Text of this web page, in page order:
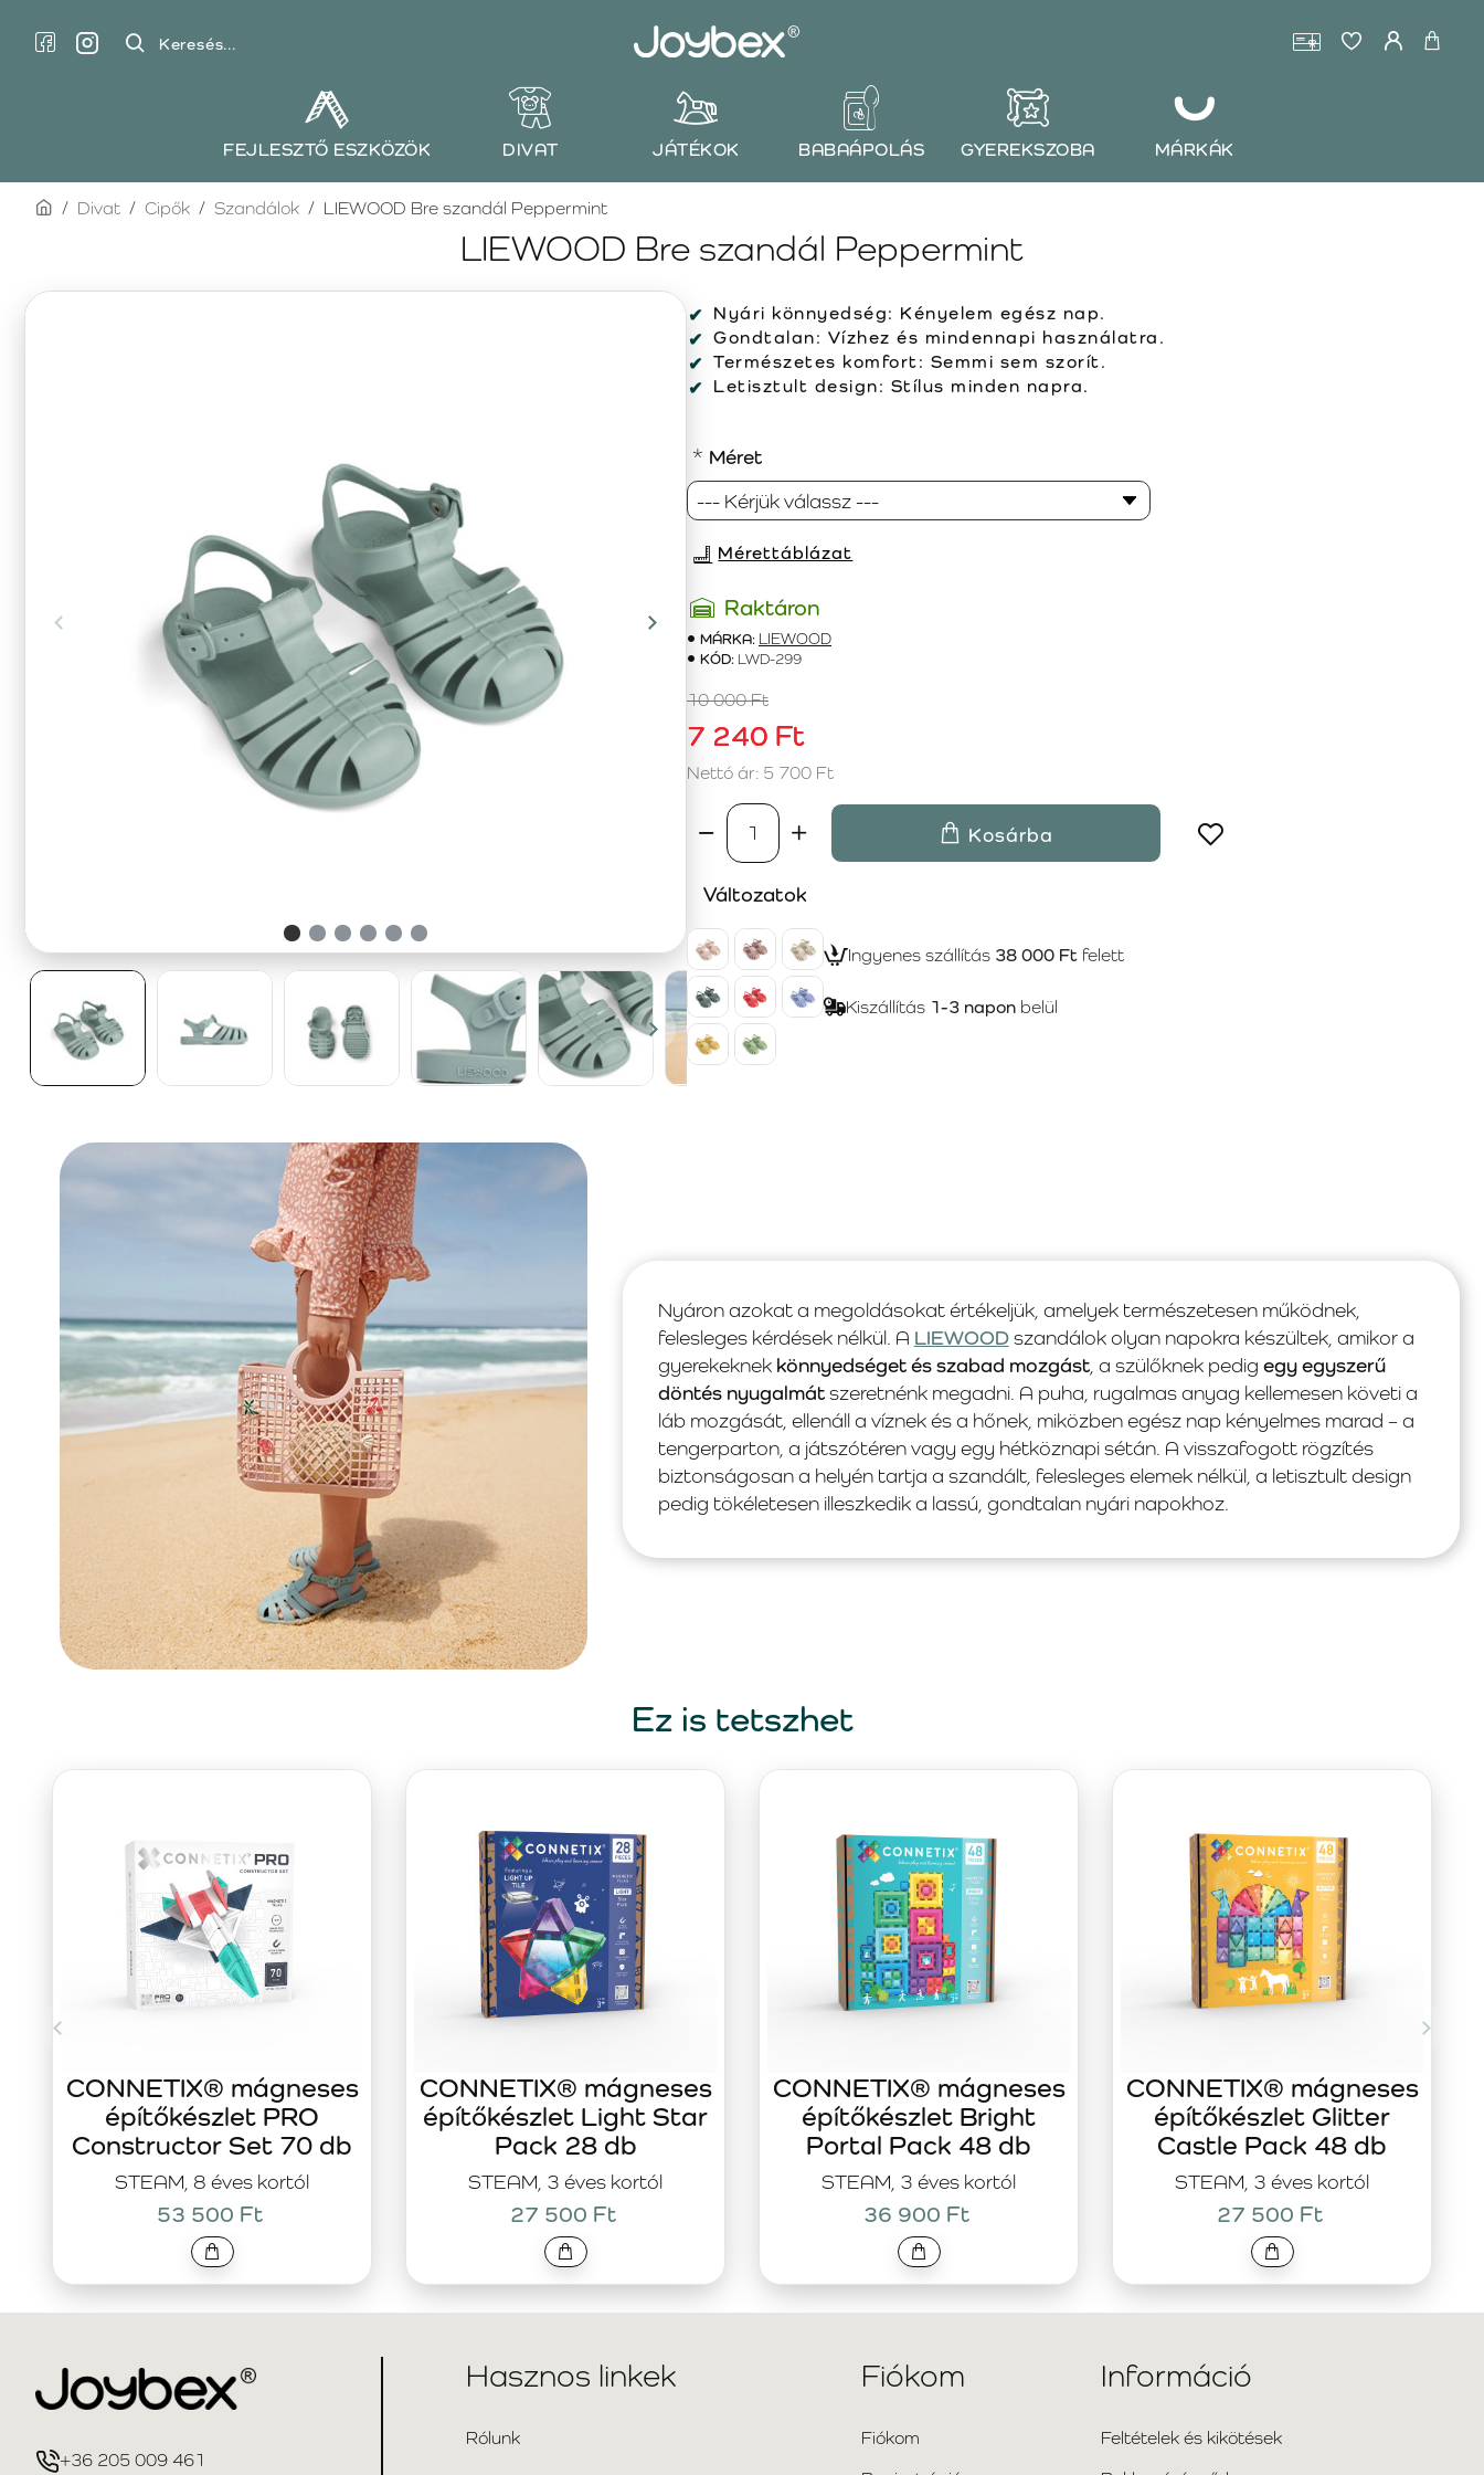
Keresés...
FEJLESZTŐ ESZKÖZÖK DIVAT JÁTÉKOK BABAÁPOLÁS GYEREKSZOBA MÁRKÁK
LIEWOOD Bre szandál Peppermint
homeDivat Cipők Szandálok LIEWOOD Bre szandál Peppermint
Nyári könnyedség: Kényelem egész nap.
Gondtalan: Vízhez és mindennapi használatra.
Természetes komfort: Semmi sem szorít.
Letisztult design: Stílus minden napra.
Raktáron
MÁRKA: LIEWOOD
KÓD: LWD-299
7 240 Ft
10 000 Ft
Nettó ár: 5 700 Ft
Méret
Kosárba
Mérettáblázat
Változatok
Ingyenes szállítás 38 000 Ft felett
Kiszállítás 1-3 napon belül
Nyáron azokat a megoldásokat értékeljük, amelyek természetesen működnek,
felesleges kérdések nélkül. A LIEWOODszandálok olyan napokra készültek, amikor a
gyerekeknek könnyedséget és szabad mozgást, a szülőknek pedig egy egyszerű
döntés nyugalmátszeretnénk megadni. A puha, rugalmas anyag kellemesen követi a
láb mozgását, ellenáll a víznek és a hőnek, miközben egész nap kényelmes marad – a
tengerparton, a játszótéren vagy egy hétköznapi sétán. A visszafogott rögzítés
biztonságosan a helyén tartja a szandált, felesleges elemek nélkül, a letisztult design
pedig tökéletesen illeszkedik a lassú, gondtalan nyári napokhoz.
Ez is tetszhet
STEAM, 8 éves kortól
CONNETIX® mágneses
építőkészlet PRO
Constructor Set 70 db
53 500 Ft
STEAM, 3 éves kortól
CONNETIX® mágneses
építőkészlet Light Star
Pack 28 db
27 500 Ft
STEAM, 3 éves kortól
CONNETIX® mágneses
építőkészlet Bright
Portal Pack 48 db
36 900 Ft
STEAM, 3 éves kortól
CONNETIX® mágneses
építőkészlet Glitter
Castle Pack 48 db
27 500 Ft
+36 205 009 461
Hasznos linkek
Rólunk
Fiókom
Fiókom
Információ
Feltételek és kikötések